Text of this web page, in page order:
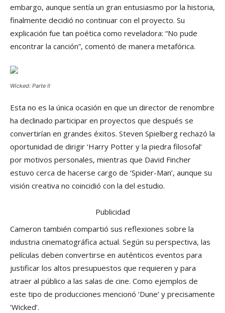
embargo, aunque sentía un gran entusiasmo por la historia,
finalmente decidió no continuar con el proyecto. Su
explicación fue tan poética como reveladora: “No pude
encontrar la canción”, comentó de manera metafórica.
Wicked: Parte II
Esta no es la única ocasión en que un director de renombre
ha declinado participar en proyectos que después se
convertirían en grandes éxitos. Steven Spielberg rechazó la
oportunidad de dirigir ‘Harry Potter y la piedra filosofal’
por motivos personales, mientras que David Fincher
estuvo cerca de hacerse cargo de ‘Spider-Man’, aunque su
visión creativa no coincidió con la del estudio.
Publicidad
Cameron también compartió sus reflexiones sobre la
industria cinematográfica actual. Según su perspectiva, las
películas deben convertirse en auténticos eventos para
justificar los altos presupuestos que requieren y para
atraer al público a las salas de cine. Como ejemplos de
este tipo de producciones mencionó ‘Dune’ y precisamente
‘Wicked’.